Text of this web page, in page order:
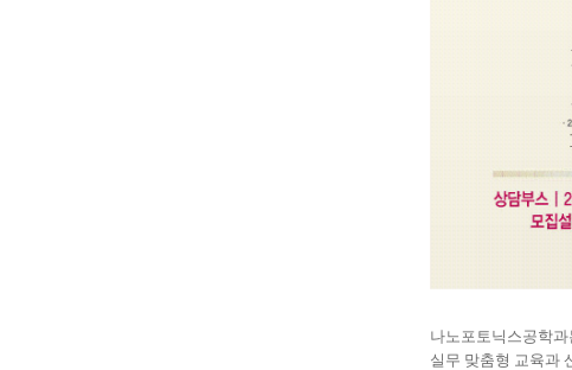
나노포토닉스공학과
실무 맞춤형 교육과